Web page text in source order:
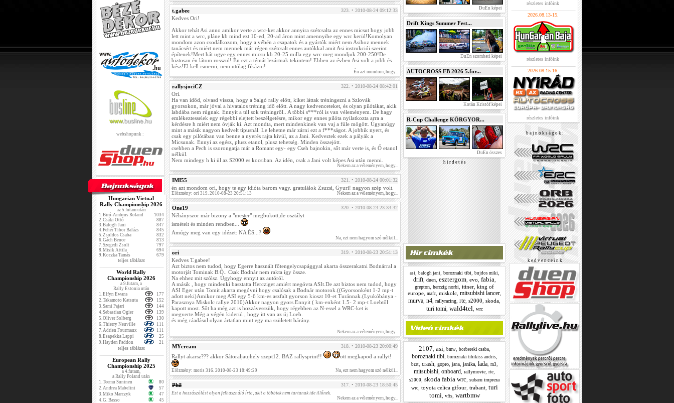
webshopunk :
Hungarian Virtual
Rally Championship 2026
az 5.futam után
1.Biró-Ambrus Roland
1034
2.Csáki Ottó
887
3.Balogh Jani
847
4.Fehér Tibor Balázs
845
5.Zsoldos Csaba
832
6.Gách Bence
813
7.Szegedi Zsolt
797
8.Misik Attila
694
9.Koczka Tamás 679
teljes táblázat
World Rally
Championship 2026
a 9.futam, a
Rally Estonia után
1.Elfyn Ewans
177
2.Takamoto Katsuta
152
3.Sami Pajari
144
4.Sebastian Ogier
139
5.Oliver Solberg
130
6.Thierry Neuville
111
7.Adrien Fourmaux
111
8.Esapekka Lappi
25
9.Hayden Paddon 21
teljes táblázat
European Rally
Championship 2025
a 4.futam,
a Rally Poland után
1.Teemu Suninen
80
2.Andrea Mabelini
57
3.Miko Marczyk
47
4.G. Basso
45
t.gabee 323. • 2010-08-24 09:12:33
Kedves Ori!
Akkor tehát Asi anno amikor verte a wrc-ket akkor annyira szétcsalta az ennes micsut hogy jobb
lett mint a wrc, pláne kb mind ezt 10-ed, 20-ad áron mint amennyibe egy wrc kerül!Komolyan
mondom azon csodálkozom, hogy a vébén a csapatok és a gyártók miért nem Asihoz mennek
tanácsért és miért nem mennek már régen szétcsalt ennes autókkal amit Asi instrukciói szerint
építenek!Mert hát ugye egy ennes micsu kb 20-25 milla egy wrc meg mondjuk 200-250!De
biztosan én látom rosszul! Én ezt a témát lezártnak tekintem! Ebben az évben Asi volt a jobb és
kész!El kell ismerni, nem utólag fikázni!
Én azt mondom, hogy...
rallysjociCZ 322. • 2010-08-24 08:42:01
Ori.
Ha van időd, olvasd vissza, hogy a Salgó rally előtt, kiket láttak tréningezni a Szlovák
gyorsokon, már jóval a hivatalos tréning idő előtt. A nagy kedvenceteket, és olyan pilótákat, akik
labdába nem rúgnak. Ennyit a túl sok tréningről.. A többi s***ról is van véleményem. De hagy
emlékeztesselek egy régebbi elejtett beszélgetésre, mikor egy ennes pilóta nyilatkozta arra a
kérdésre h miért nem óvják ki. Azt mondta, mert mindenkinek van vaj a füle mögött. Úgyanúgy
mint a másik nagyon kedvelt típusnál. Le lehetne már zárni ezt a f***ságot. A jobbik nyert, és
csak egy pilótában van benne a nyerés rajta kívül, az a Jani. Kedveztek ezek a pályák a
Micsunak. Ennyi az egész, plusz etanol, plusz tehetség. Minden összejött.
csehben a Pech is szorongatja már a Romant egy- egy Cseh bajnokin, sőt már verte is, és Ő etanol
nélkül.
Nem mindegy h ki ül az S2000 es kocsiban. Az idén, csak a Jani volt képes Asi után menni.
Nekem az a véleményem, hogy...
IMI55 321. • 2010-08-24 00:01:32
én azt mondom ori, hogy te egy idióta barom vagy. gratulálok Zsuzsi, Gyuri! nagyon szép volt.
Előzmény: ori 319. 2010-08-23 20:51:13 Nekem az a véleményem, hogy...
One19 320. • 2010-08-23 23:33:32
Néhányszor már bizony a "mester" megbukott,de osztályt
ismételt és minden rendben...
Amúgy meg van egy idézet: NA ÉS...?
Na, ezt nem hagyom szó nélkül...
ori 319. • 2010-08-23 20:51:13
Kedves T.gabee!
Azt biztos nem tudod, hogy Egerre használt főtengelycsapággyal akarta összerakatni Bodnárral a
motorját Tominak B.Ö.. Csak Bodnár nem rakta így össze.
Na ehhez mit szólsz. Úgyhogy ennyit az autóról.
A másik , hogy mindenki basztatta Hercziget amiért megóvta ASIt.De azt biztos nem tudod, hogy
ASI Eger után Tomit akarta megóvni hogy csalósak a Bodnár motorok.((Gyorsonként 1-2 mp-t
adott neki)Amikor meg ASI egy 5-6 km-es aszfalt gyorson kioszt 10-et Turánnak.(Lyukóbánya -
Parasznya Miskolc rallye 2010)Akkor nagyon gyors.Ennyit ( km-enként 1.5- 2 mp-t Loebtől
kapott most. Sőt ha még azt is hozzávesszük, hogy régebben az N-essel a WRC-ket is
megverte.Még a végén kiderül , hogy itt van az új Loeb.
és még ráadásul olyan ártatlan mint egy ma született bárány.
Nekem az a véleményem, hogy...
MYcream 318. • 2010-08-23 20:00:49
Rallyt akarsz??? akkor Sátoraljaujhely szept12. BAZ rallysprint!! ott megkapod a rallyt!
Előzmény: moris 316. 2010-08-23 18:49:29 Na, ezt nem hagyom szó nélkül...
Phil 317. • 2010-08-23 18:50:45
Ezt a hozzászólást olyan felhasználó írta, akit a többiek nem tartanak ide illőnek.
Nekem az a véleményem, hogy...
DuEn képei
Drift Kings Summer Fest...
DuEn szombati képei
AUTOCROSS EB 2026 5.for...
Kotán Kristóf képei
R-Cup Challenge KÖRGYOR...
DuEn összes
h i r d e t é s
asi balogh jani boroznaki tibi bujdos miki
drift, duen, esztergom, evo fabia
grepton herczig norbi itiner king of
europe, mafc, miskolc, mitsubishi lancer,
murva n4 rallyracing rte s2000 skoda
turi tomi, wald4tel wrc
2107 asi bmw, borbereki csaba,
boroznaki tibi, boroznaki tibikiss andris,
bzrt, crash, gopro, jana, janika, lada, m3
mitsubishi onboard rallymovie rte
s2000 skoda fabia wrc subaru impreza
wrc, toyota celica gtfour, trabant, turi
tomi vfts, wartbmw
részletes infóink
2026.08.13-15.
részletes infóink
2026.08.15-16.
részletes infóink
b a j n o k s á g o k :
k e d v e n c e i n k